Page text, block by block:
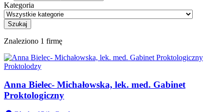
Kategoria
Szukaj
Znaleziono 1 firmę
Proktolodzy
Anna Bielec- Michałowska, lek. med. Gabinet
Proktologiczny